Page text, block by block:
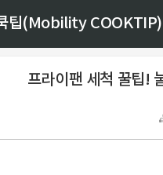
팁(Mobility COOKTIP)
프라이팬 세척 꿀팁!